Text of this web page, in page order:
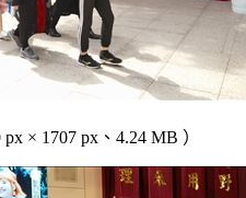
px × 1707 px、4.24 MB ）